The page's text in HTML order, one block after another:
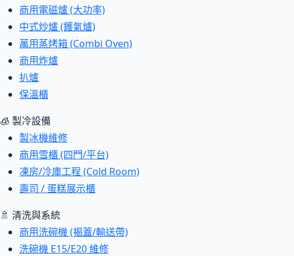
商用電磁爐 (大功率)
中式炒爐 (鑊氣爐)
萬用蒸烤箱 (Combi Oven)
商用炸爐
扒爐
保溫櫃
🧊 製冷設備
製冰機維修
商用雪櫃 (四門/平台)
凍房/冷庫工程 (Cold Room)
壽司 / 蛋糕展示櫃
🚿 清洗與系統
商用洗碗機 (揭蓋/輸送帶)
洗碗機 E15/E20 維修